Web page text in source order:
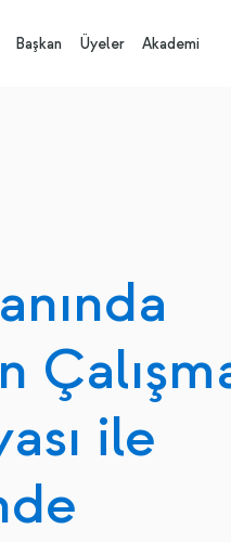
Başkan Üyeler Akademi
ile